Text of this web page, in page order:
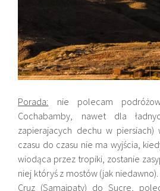
Porada: nie polecam
Cochabamby, nawet dla
zapierajacych dechu w piersiach)
czasu do czasu nie ma wyjścia,
wiodąca przez tropiki, zostanie
niej któryś z mostów (jak
Cruz (Samaipaty) do Sucre,